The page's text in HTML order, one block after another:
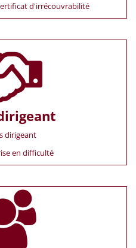
d'irrécouvrabilité
dirigeant
en difficulté